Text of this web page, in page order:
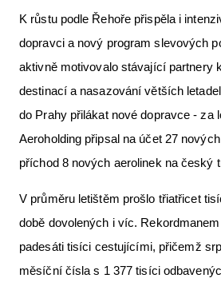
K růstu podle Řehoře přispěla i
dopravci a nový program slevových
aktivně motivovalo stávající partnery
destinací a nasazování větších
do Prahy přilákat nové dopravce - za
Aeroholding připsal na účet 27
příchod 8 nových aerolinek na český
V průměru letištěm prošlo třiatřicet
době dovolených i víc.
padesáti tisíci cestujícími, přičemž
měsíční čísla s 1 377 tisíci